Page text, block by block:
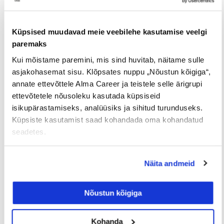
Küpsised muudavad meie veebilehe kasutamise veelgi
paremaks
Kui mõistame paremini, mis sind huvitab, näitame sulle
asjakohasemat sisu. Klõpsates nuppu „Nõustun kõigiga“,
annate ettevõttele Alma Career ja teistele selle ärigrupi
ettevõtetele nõusoleku kasutada küpsiseid
isikupärastamiseks, analüüsiks ja sihitud turunduseks.
Küpsiste kasutamist saad kohandada oma kohandatud
seadetes.
Näita andmeid
Nõustun kõigiga
Kohanda
EELMINE JÄRGMINE
Loe lisaks
Uuringud